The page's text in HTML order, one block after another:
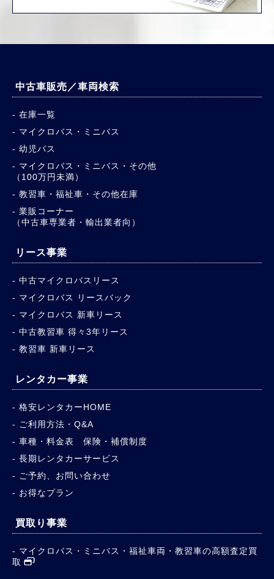
中古車販売／車両検索
在庫一覧
マイクロバス・ミニバス
幼児バス
マイクロバス・ミニバス・その他
（100万円未満）
教習車・福祉車・その他在庫
業販コーナー
（中古車専業者・輸出業者向）
リース事業
中古マイクロバスリース
マイクロバス リースバック
マイクロバス 新車リース
中古教習車 得々3年リース
教習車 新車リース
レンタカー事業
格安レンタカーHOME
ご利用方法・Q&A
車種・料金表 保険・補償制度
長期レンタカーサービス
ご予約、お問い合わせ
お得なプラン
買取り事業
マイクロバス・ミニバス・福祉車両・教習車の高額査定買
取